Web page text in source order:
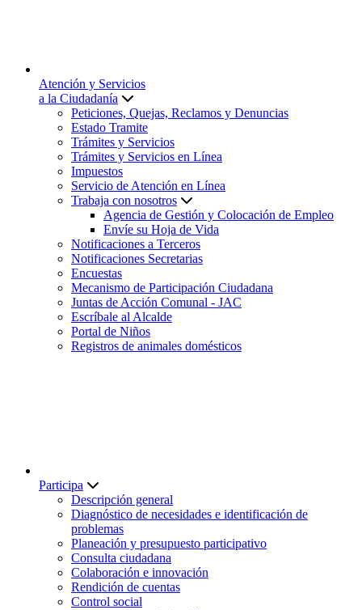
Atención y Servicios
a la Ciudadanía
Peticiones, Quejas, Reclamos y Denuncias
Estado Tramite
Trámites y Servicios
Trámites y Servicios en Línea
Impuestos
Servicio de Atención en Línea
Trabaja con nosotros
Agencia de Gestión y Colocación de Empleo
Envíe su Hoja de Vida
Notificaciones a Terceros
Notificaciones Secretarias
Encuestas
Mecanismo de Participación Ciudadana
Juntas de Acción Comunal - JAC
Escríbale al Alcalde
Portal de Niños
Registros de animales domésticos
Participa
Descripción general
Diagnóstico de necesidades e identificación de
problemas
Planeación y presupuesto participativo
Consulta ciudadana
Colaboración e innovación
Rendición de cuentas
Control social